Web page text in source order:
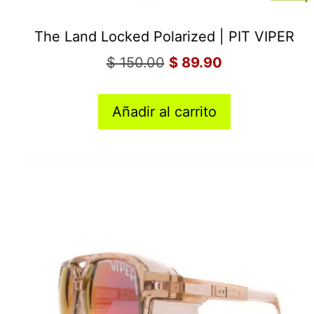
The Land Locked Polarized | PIT VIPER
$150.00 $89.90
Añadir al carrito